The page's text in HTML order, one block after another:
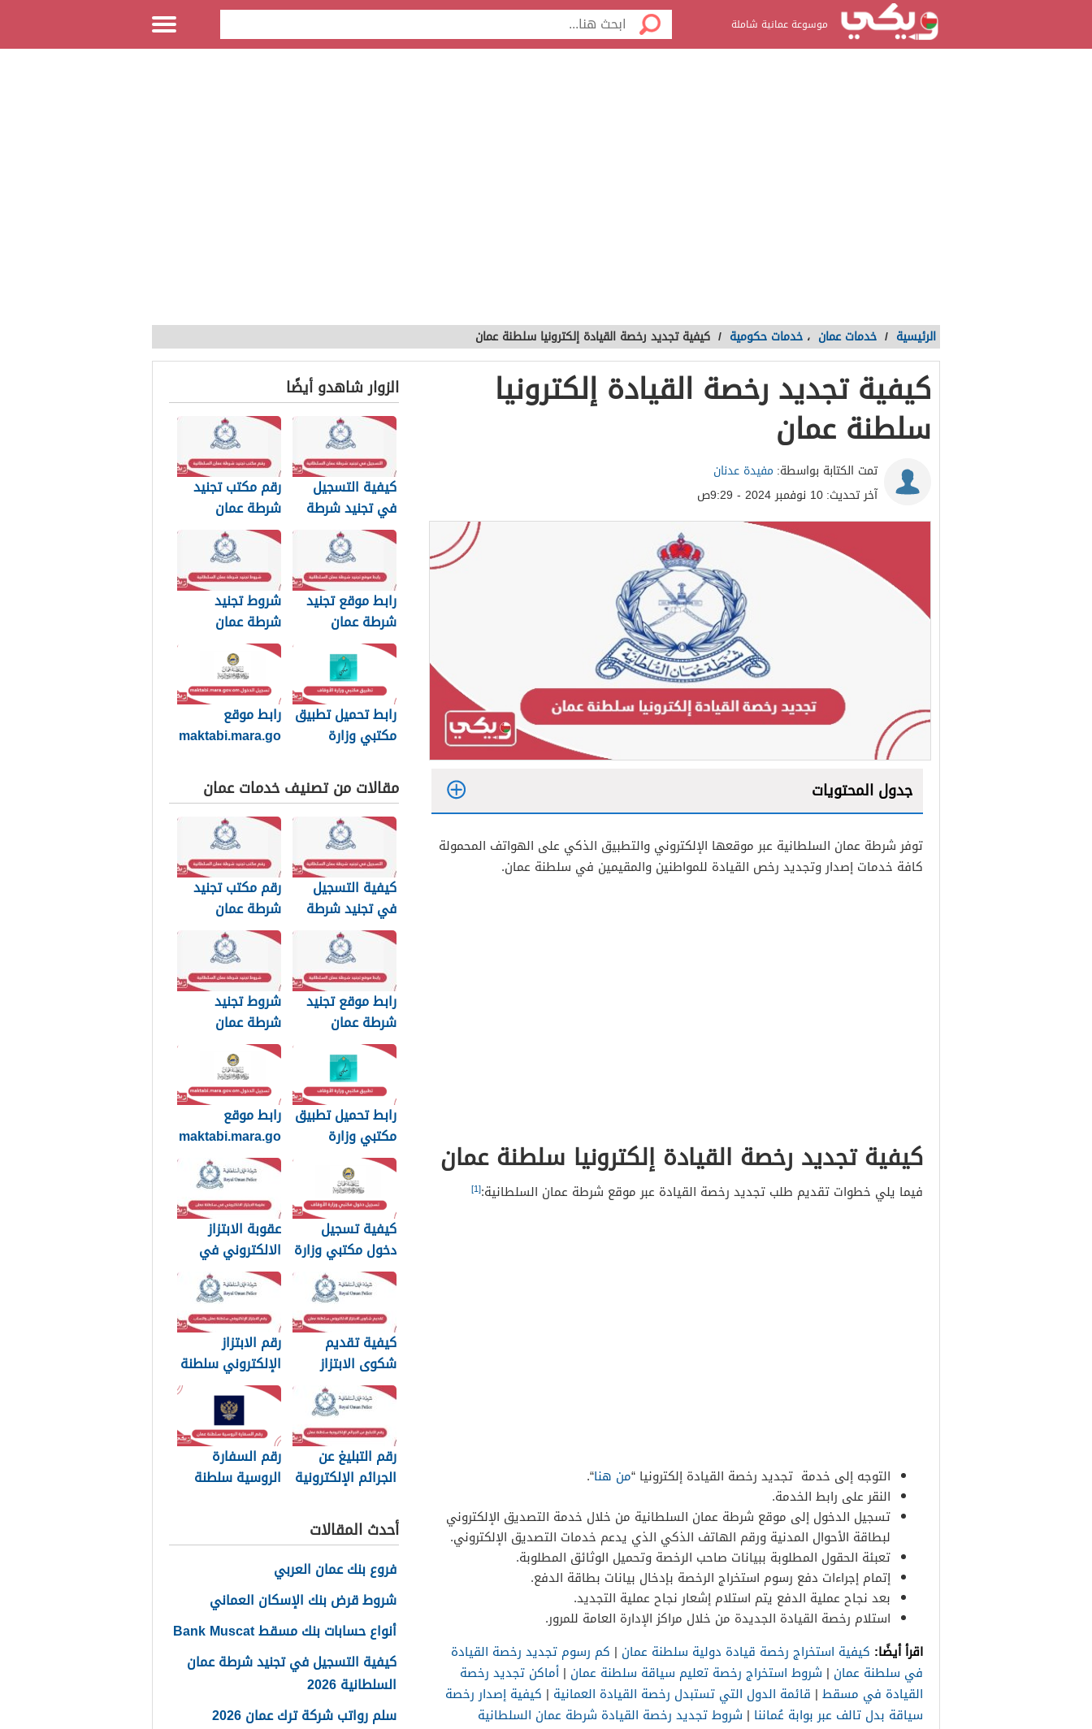
موسوعة عمانية شاملة
الرئيسية / خدمات عمان ، خدمات حكومية / كيفية تجديد رخصة القيادة إلكترونيا سلطنة عمان
كيفية تجديد رخصة القيادة إلكترونيا
سلطنة عمان
تمت الكتابة بواسطة: مفيدة عدنان
آخر تحديث:10 نوفمبر 2024 - 9:29ص
جدول المحتويات
2
توفر شرطة عمان السلطانية عبر موقعها الإلكتروني والتطبيق الذكي على الهواتف المحمولة
كافة خدمات إصدار وتجديد رخص القيادة للمواطنين والمقيمين في سلطنة عمان.
كيفية تجديد رخصة القيادة إلكترونيا سلطنة عمان
فيما يلي خطوات تقديم طلب تجديد رخصة القيادة عبر موقع شرطة عمان السلطانية:[1]
التوجه إلى خدمة ‏ تجديد رخصة القيادة إلكترونيا “من هنا“.
النقر على رابط الخدمة.
تسجيل الدخول إلى موقع شرطة عمان السلطانية من خلال خدمة التصديق الإلكتروني
لبطاقة الأحوال المدنية ورقم الهاتف الذكي الذي يدعم خدمات التصديق الإلكتروني.
تعبئة الحقول المطلوبة ببيانات صاحب الرخصة وتحميل الوثائق المطلوبة.
إتمام إجراءات دفع رسوم استخراج الرخصة بإدخال بيانات بطاقة الدفع.
بعد نجاح عملية الدفع يتم استلام إشعار نجاح عملية التجديد.
استلام رخصة القيادة الجديدة من خلال مراكز الإدارة العامة للمرور.
اقرأ أيضًا: كيفية استخراج رخصة قيادة دولية سلطنة عمان | كم رسوم تجديد رخصة القيادة
في سلطنة عمان | شروط استخراج رخصة تعليم سياقة سلطنة عمان | أماكن تجديد رخصة
القيادة في مسقط | قائمة الدول التي تستبدل رخصة القيادة العمانية | كيفية إصدار رخصة
سياقة بدل تالف عبر بوابة عُماننا | شروط تجديد رخصة القيادة شرطة عمان السلطانية
الزوار شاهدو أيضًا
كيفية التسجيل
في تجنيد شرطة
عمان السلطانية
2026
رقم مكتب تجنيد
شرطة عمان
السلطانية
رابط موقع تجنيد
شرطة عمان
السلطانية
شروط تجنيد
شرطة عمان
السلطانية 2026
رابط تحميل تطبيق
مكتبي وزارة
رابط موقع
maktabi.mara.go
الدخول
مقالات من تصنيف خدمات عمان
كيفية التسجيل
في تجنيد شرطة
عمان السلطانية
2026
رقم مكتب تجنيد
شرطة عمان
السلطانية
رابط موقع تجنيد
شرطة عمان
السلطانية
شروط تجنيد
شرطة عمان
السلطانية 2026
رابط تحميل تطبيق
مكتبي وزارة
الأوقاف
رابط موقع
maktabi.mara.go
v.om تسجيل
الدخول
كيفية تسجيل
دخول مكتبي وزارة
الأوقاف سلطنة
عمان
عقوبة الابتزاز
الالكتروني في
سلطنة عمان
بالصور والرسائل
كيفية تقديم
شكوى الابتزاز
الالكتروني في
سلطنة عمان
رقم الابتزاز
الإلكتروني سلطنة
عمان واتساب
رقم التبليغ عن
الجرائم الإلكترونية
2026
رقم السفارة
الروسية سلطنة
أحدث المقالات
فروع بنك عمان العربي
شروط قرض بنك الإسكان العماني
أنواع حسابات بنك مسقط Bank Muscat
كيفية التسجيل في تجنيد شرطة عمان
السلطانية 2026
سلم رواتب شركة ترك عمان 2026